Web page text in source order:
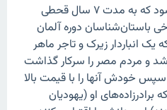
پادشاه مصر شود، مدعی می‌شود که به مدت ۷ سال قحطی
باستان‌شناسان دوره آلمان
یک انباردار زیرک و تاجر ماهر
و مردم مصر را سرکار گذاشت
خودش آنها را با قیمت بالا
او (یهودیان